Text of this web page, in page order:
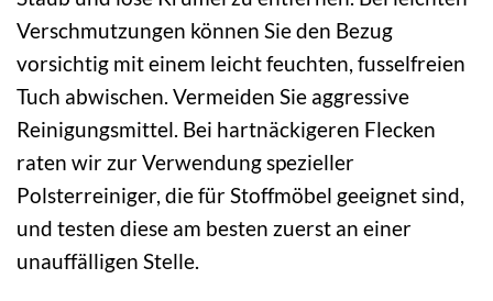
Verschmutzungen können Sie den Bezug
vorsichtig mit einem leicht feuchten, fusselfreien
Tuch abwischen. Vermeiden Sie aggressive
Reinigungsmittel. Bei hartnäckigeren Flecken
raten wir zur Verwendung spezieller
Polsterreiniger, die für Stoffmöbel geeignet sind,
und testen diese am besten zuerst an einer
unauffälligen Stelle.